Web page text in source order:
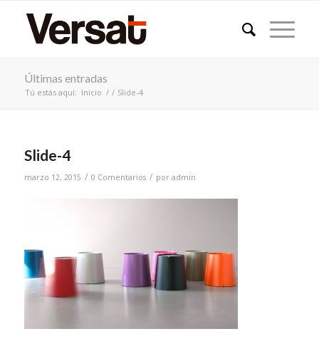
Últimas entradas
Tú estás aquí: Inicio / / Slide-4
Slide-4
marzo 12, 2015 / 0 Comentarios / por admin